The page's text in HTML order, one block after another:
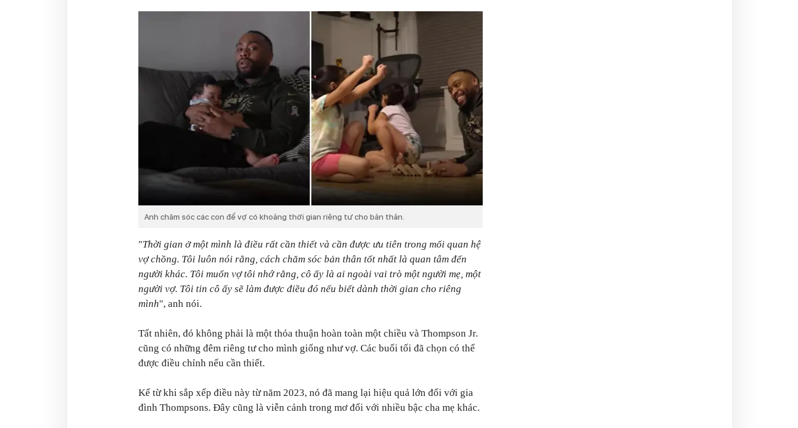
Anh chăm sóc các con để vợ có khoảng thời gian riêng tư cho bản thân.
"Thời gian ở một mình là điều rất cần thiết và cần được ưu tiên trong mối quan hệ
vợ chồng. Tôi luôn nói rằng, cách chăm sóc bản thân tốt nhất là quan tâm đến
người khác. Tôi muốn vợ tôi nhớ rằng, cô ấy là ai ngoài vai trò một người mẹ, một
người vợ. Tôi tin cô ấy sẽ làm được điều đó nếu biết dành thời gian cho riêng
mình", anh nói.
Tất nhiên, đó không phải là một thỏa thuận hoàn toàn một chiều và Thompson Jr.
cũng có những đêm riêng tư cho mình giống như vợ. Các buổi tối đã chọn có thể
được điều chỉnh nếu cần thiết.
Kể từ khi sắp xếp điều này từ năm 2023, nó đã mang lại hiệu quả lớn đối với gia
đình Thompsons. Đây cũng là viễn cảnh trong mơ đối với nhiều bậc cha mẹ khác.